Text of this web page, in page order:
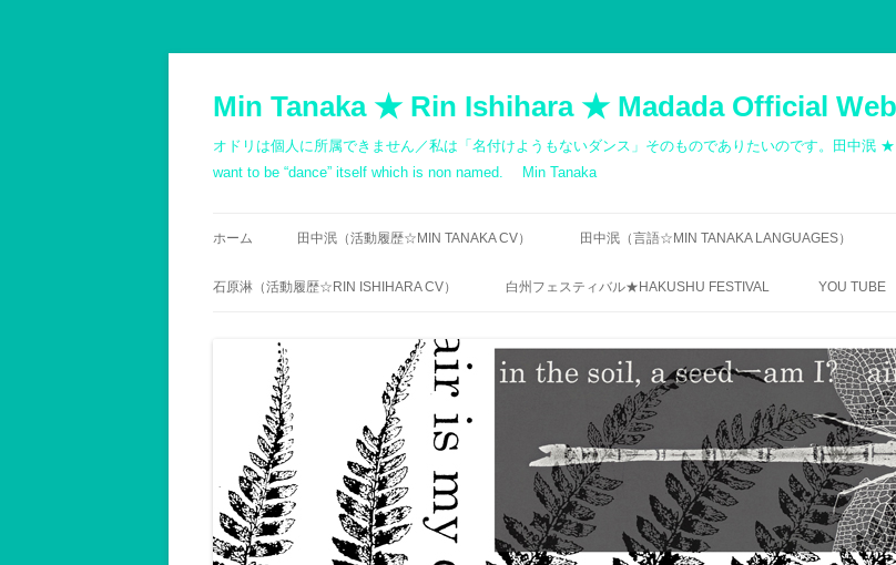
ン
ツ
へ
ス
キ
Min Tanaka ★ Rin Ishihara ★ Madada Official
オドリは個人に所属できません／私は「名付けようもないダンス」そのものでありたいのです。田中
want to be “dance” itself which is non named. Min Tanaka
ホーム 田中泯（活動履歴☆MIN TANAKA CV）
PROFILE
記録1981～1990
記録1991～2000
記録2001～2002
記録2003～2004
田中泯（言語☆MIN TANAKA LANGUAGES）
寺田透 ｜「無言の告知」
田中泯｜地を這う前衛
フェリックス・ガタリ｜オマージュ
1984 / HOMAGE 1984 BY FÉLIX
GUATTARI
“THEME” FALL 2006｜ART
QUARTERLY- NEW YORK
石原淋（活動履歴☆RIN ISHIHARA CV）
PROFILE
石原志保／文書 -斎藤顕
白州フェスティバル★HAKUSHU FESTIVAL YOU TUBE
田中泯「
“THE